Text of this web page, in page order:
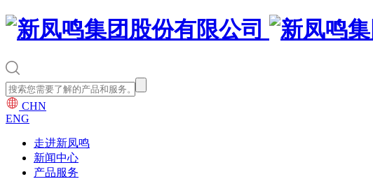
CHN
ENG
走进新凤鸣
新闻中心
产品服务